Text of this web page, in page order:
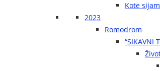
Kote
2023
Romodrom
“SIKAVNI